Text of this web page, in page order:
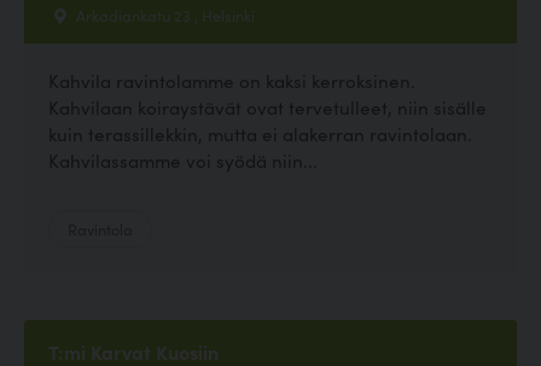
Arkadiankatu 23 , Helsinki
Kahvila ravintolamme on kaksi kerroksinen.
Kahvilaan koiraystävät ovat tervetulleet, niin sisälle
kuin terassillekkin, mutta ei alakerran ravintolaan.
Kahvilassamme voi syödä niin...
T:mi Karvat Kuosiin